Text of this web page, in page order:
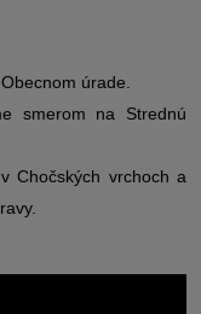
úrade.
smerom na Strednú
Chočských vrchoch a